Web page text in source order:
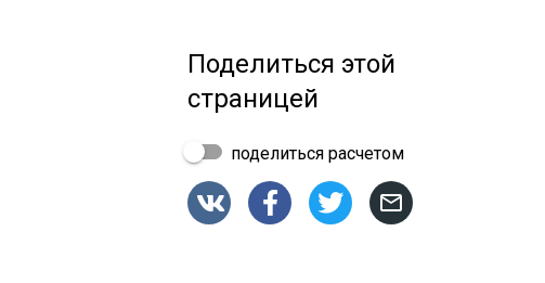
Поделиться этой
страницей
поделиться расчетом
   